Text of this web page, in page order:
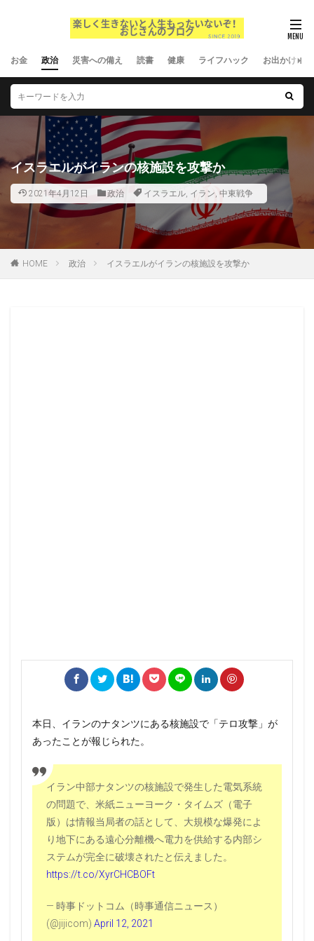
お金 政治 災害への備え 読書 健康 ライフハック お出かけ
イスラエルがイランの核施設を攻撃か
2021年4月12日 政治 イスラエル, イラン, 中東戦争
HOME 政治 イスラエルがイランの核施設を攻撃か
本日、イランのナタンツにある核施設で「テロ攻撃」が
あったことが報じられた。
イラン中部ナタンツの核施設で発生した電気系統
の問題で、米紙ニューヨーク・タイムズ（電子
版）は情報当局者の話として、大規模な爆発によ
り地下にある遠心分離機へ電力を供給する内部シ
ステムが完全に破壊されたと伝えました。
https://t.co/XyrCHCBOFt
— 時事ドットコム（時事通信ニュース）
(@jijicom) April 12, 2021